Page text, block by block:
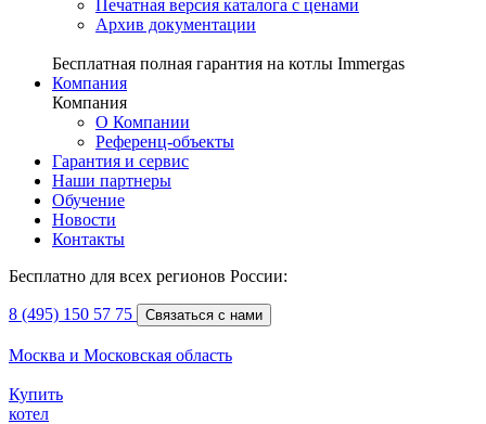
Печатная версия каталога с ценами
Архив документации
Бесплатная полная гарантия на котлы Immergas
Компания
Компания
О Компании
Референц-объекты
Гарантия и сервис
Наши партнеры
Обучение
Новости
Контакты
Бесплатно для всех регионов России:
8 (495) 150 57 75 Связаться с нами
Москва и Московская область
Купить
котел